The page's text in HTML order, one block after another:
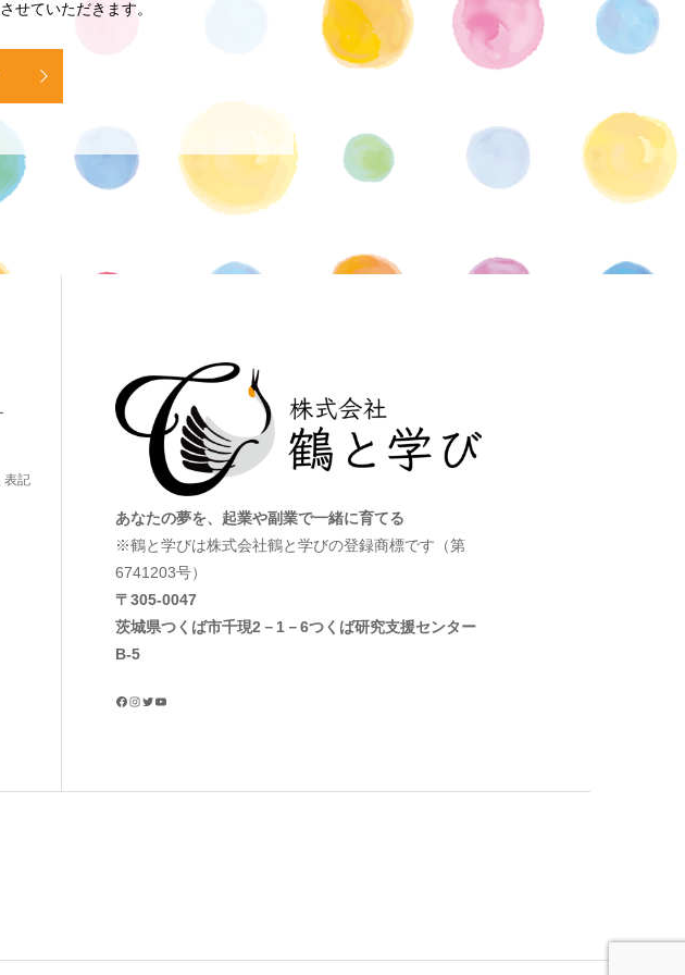
せていただきます。
表記
あなたの夢を、起業や副業で一緒に育てる
※鶴と学びは株式会社鶴と学びの登録商標です（第
6741203号）
〒305‐0047
茨城県つくば市千現2－1－6つくば研究支援センター
B-5